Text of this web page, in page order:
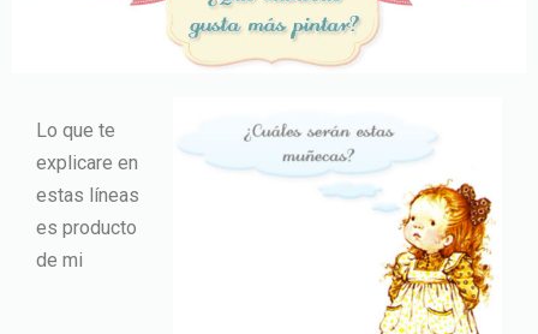
Lo que te
explicare en
estas líneas
es producto
de mi